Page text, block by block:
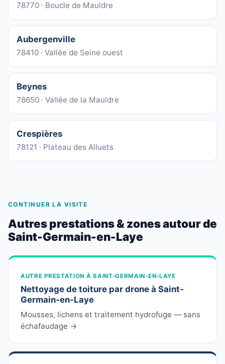
78770 · Boucle de Mauldre
Aubergenville
78410 · Vallée de Seine ouest
Beynes
78650 · Vallée de la Mauldre
Crespières
78121 · Plateau des Alluets
CONTINUER LA VISITE
Autres prestations & zones autour de
Saint-Germain-en-Laye
AUTRE PRESTATION À SAINT-GERMAIN-EN-LAYE
Nettoyage de toiture par drone à Saint-
Germain-en-Laye
Mousses, lichens et traitement hydrofuge — sans
échafaudage →